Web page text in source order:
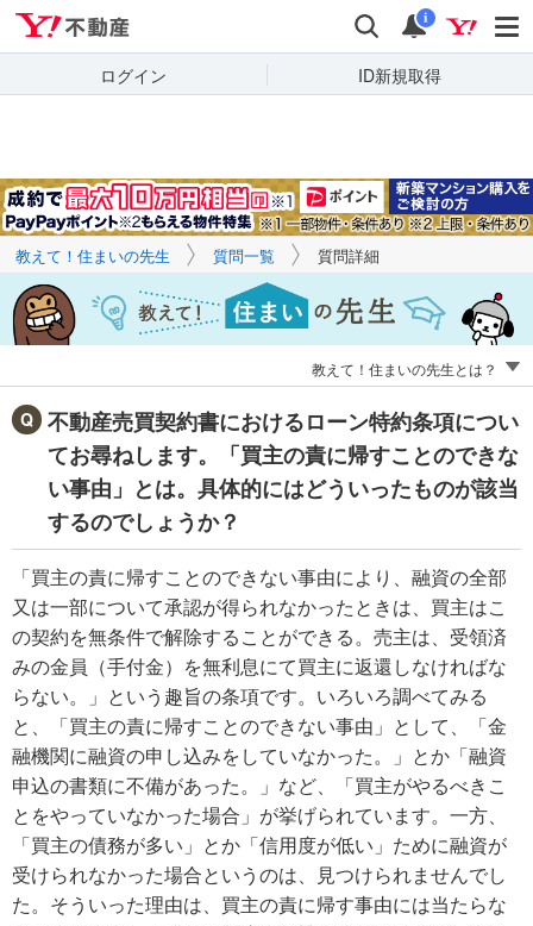
検索 通知
i
ログイン ID新規取得
キーワードで
質問を探す
教えて！住まいの先生 質問一覧 質問詳細
教えて！住まいの先生とは？
不動産売買契約書におけるローン特約条項につい
てお尋ねします。「買主の責に帰すことのできな
い事由」とは。具体的にはどういったものが該当
するのでしょうか？
「買主の責に帰すことのできない事由により、融資の全部
又は一部について承認が得られなかったときは、買主はこ
の契約を無条件で解除することができる。売主は、受領済
みの金員（手付金）を無利息にて買主に返還しなければな
らない。」という趣旨の条項です。いろいろ調べてみる
と、「買主の責に帰すことのできない事由」として、「金
融機関に融資の申し込みをしていなかった。」とか「融資
申込の書類に不備があった。」など、「買主がやるべきこ
とをやっていなかった場合」が挙げられています。一方、
「買主の債務が多い」とか「信用度が低い」ために融資が
受けられなかった場合というのは、見つけられませんでし
た。そういった理由は、買主の責に帰す事由には当たらな